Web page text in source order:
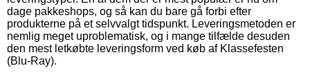
dage pakkeshops, og så kan du bare gå forbi efter
produkterne på et selvvalgt tidspunkt. Leveringsmetoden er
nemlig meget uproblematisk, og i mange tilfælde desuden
den mest letkøbte leveringsform ved køb af Klassefesten
(Blu-Ray).